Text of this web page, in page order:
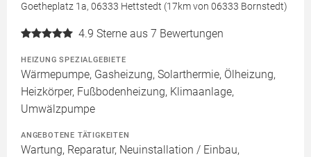
Goetheplatz 1a, 06333 Hettstedt (17km von 06333 Bornstedt)
4.9 Sterne aus 7 Bewertungen
HEIZUNG SPEZIALGEBIETE
Wärmepumpe, Gasheizung, Solarthermie, Ölheizung,
Heizkörper, Fußbodenheizung, Klimaanlage,
Umwälzpumpe
ANGEBOTENE TÄTIGKEITEN
Wartung, Reparatur, Neuinstallation / Einbau,